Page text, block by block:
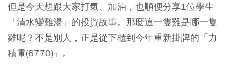
但是今天想跟大家打氣、加油，也順便分享1位學生
「清水變雞湯」的投資故事。 那麼這一隻雞是哪一隻
雞呢？不是別人，正是從下櫃到今年重新掛牌的「力
積電(6770)」。